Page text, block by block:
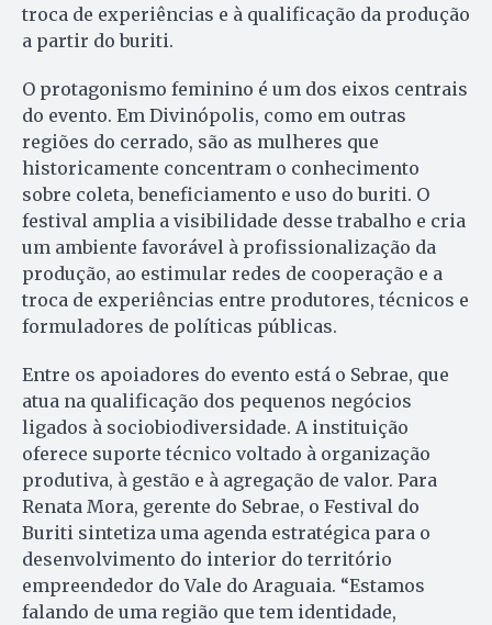
troca de experiências e à qualificação da produção
a partir do buriti.
O protagonismo feminino é um dos eixos centrais
do evento. Em Divinópolis, como em outras
regiões do cerrado, são as mulheres que
historicamente concentram o conhecimento
sobre coleta, beneficiamento e uso do buriti. O
festival amplia a visibilidade desse trabalho e cria
um ambiente favorável à profissionalização da
produção, ao estimular redes de cooperação e a
troca de experiências entre produtores, técnicos e
formuladores de políticas públicas.
Entre os apoiadores do evento está o Sebrae, que
atua na qualificação dos pequenos negócios
ligados à sociobiodiversidade. A instituição
oferece suporte técnico voltado à organização
produtiva, à gestão e à agregação de valor. Para
Renata Mora, gerente do Sebrae, o Festival do
Buriti sintetiza uma agenda estratégica para o
desenvolvimento do interior do território
empreendedor do Vale do Araguaia. “Estamos
falando de uma região que tem identidade,